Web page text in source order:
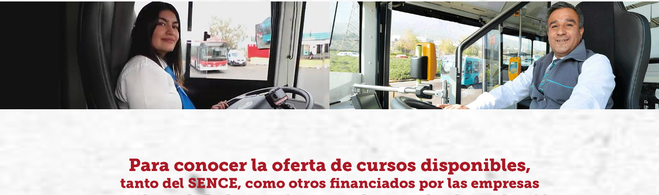
Fono: 222470636 / 222470628
(+56968995495)
Automóvil Club de Chile
Fono: 569 6863 6155
Nueva Ciaspo
Fono: 222470636 / 222470628
(+56968995495)
CEFEC Chile
Fono: 228227382